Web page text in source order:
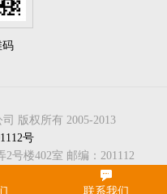
版权所有 2005-2013
号
号楼402室 邮编：201112
联系我们